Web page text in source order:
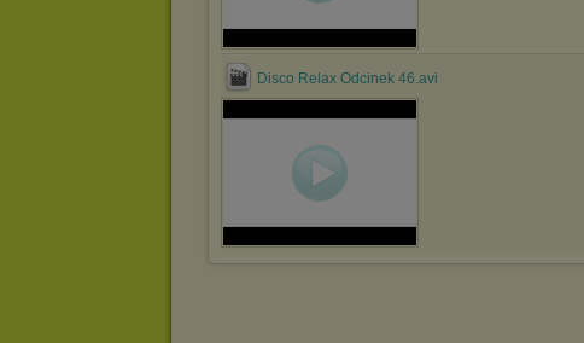
Disco Relax Odcinek 46.avi